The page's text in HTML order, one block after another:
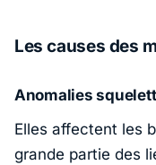
Les causes des
Anomalies
Elles affectent les
grande partie des